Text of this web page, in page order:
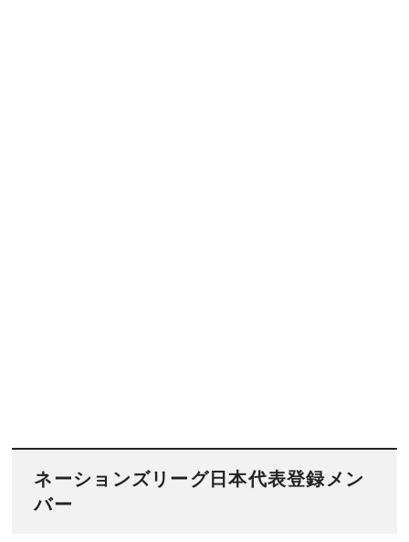
ネーションズリーグ日本代表登録メン
バー